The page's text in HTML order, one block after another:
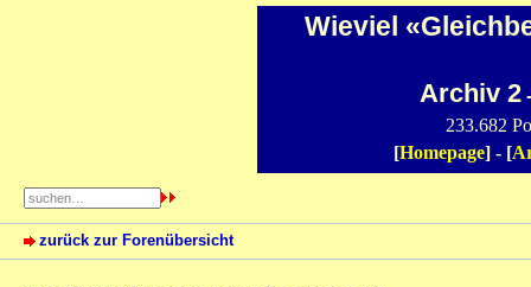
Wieviel
Archiv 2
233.682
[Homepage] - [
zurück zur Forenübersicht